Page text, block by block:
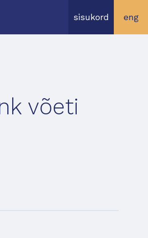
sisukord eng
võeti